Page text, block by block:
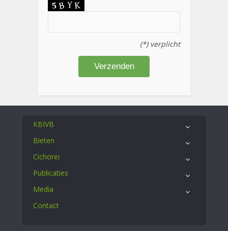
(*) verplicht
KBIVB
Bieten
Cichorei
Publicaties
Media
Contact